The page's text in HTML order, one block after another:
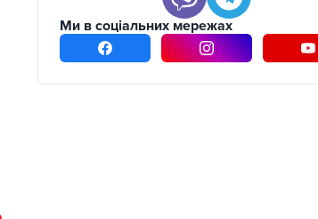
Ми в соціальних мережах